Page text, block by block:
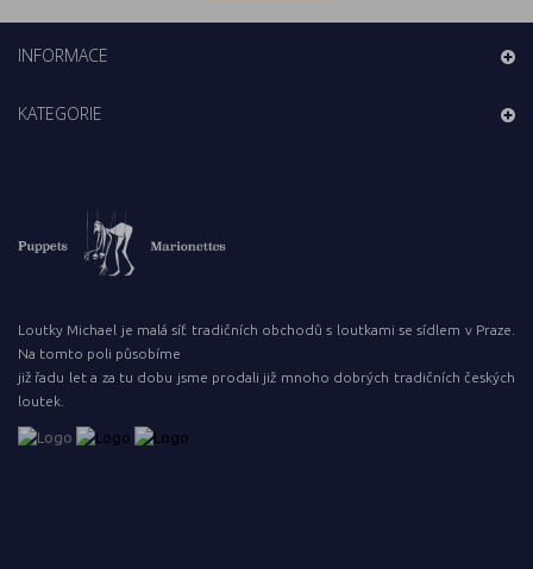
INFORMACE
KATEGORIE
Loutky Michael je malá síť tradičních obchodů s loutkami se sídlem v Praze.
Na tomto poli působíme
již řadu let a za tu dobu jsme prodali již mnoho dobrých tradičních českých
loutek.